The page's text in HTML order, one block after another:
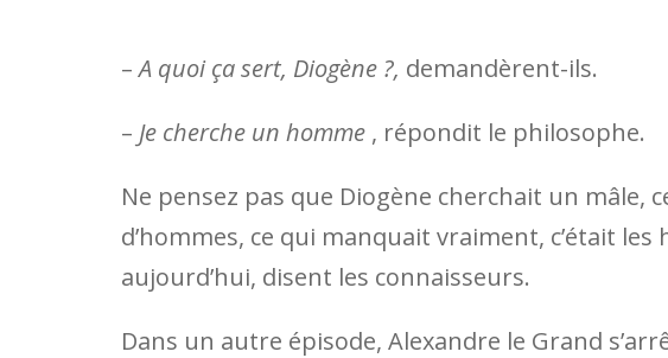
–A quoi ça sert, Diogène ?, demandèrent-ils.
– Je cherche un homme , répondit le philosophe.
Ne pensez pas que Diogène cherchait un mâle,
d’hommes, ce qui manquait vraiment, c’était
aujourd’hui, disent les connaisseurs.
Dans un autre épisode, Alexandre le Grand